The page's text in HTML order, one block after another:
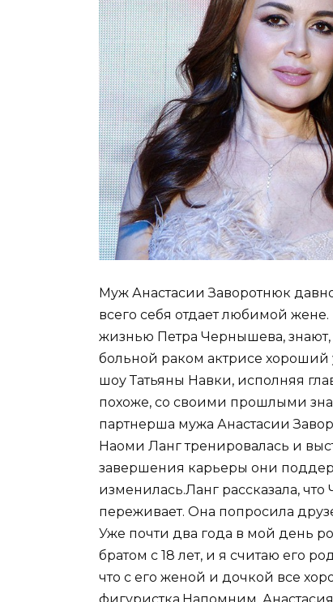
Муж Анастасии Заворотнюк
всего себя отдает любимой
жизнью Петра Чернышева, знают,
больной раком актрисе хороший
шоу Татьяны Навки, исполняя
похоже, со своими прошлыми
партнерша мужа Анастасии
Наоми Ланг тренировалась и
завершения карьеры они
изменилась.Ланг рассказала,
переживает. Она попросила
Уже почти два года в мой день
братом с 18 лет, и я считаю его
что с его женой и дочкой все